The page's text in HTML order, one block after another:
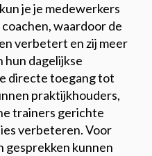
je je medewerkers
waardoor de
verbetert en zij meer
hun dagelijkse
directe toegang tot
praktijkhouders,
trainers gerichte
verbeteren. Voor
gesprekken kunnen